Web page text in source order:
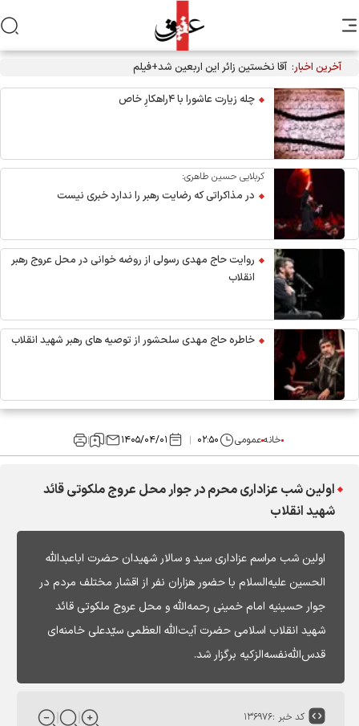
آخرین اخبار:
چله زیارت عاشورا با ۴راهکارِ خاص
کربلایی حسین طاهری:
در مذاکراتی که رضایت رهبر را ندارد خبری نیست
روایت حاج مهدی رسولی از روضه خوانی در محل عروج رهبر
انقلاب
خاطره حاج مهدی سلحشور از توصیه های رهبر شهید انقلاب
خانهعمومی ۰۲:۵۰ ۱۴۰۵/۰۴/۰۱
اولین شب عزاداری محرم در جوار محل عروج ملکوتی قائد
شهید انقلاب
اولین شب مراسم عزاداری سید و سالار شهیدان حضرت اباعبدالله
الحسین علیه‌السلام با حضور هزاران نفر از اقشار مختلف مردم در
جوار حسینیه امام خمینی رحمه‌الله و محل عروج ملکوتی قائد
شهید انقلاب اسلامی حضرت آیت‌الله العظمی سیّدعلی خامنه‌ای
قدس‌الله‌نفسه‌الزکیه برگزار شد.
کد خبر :۱۳۶۹۷۶